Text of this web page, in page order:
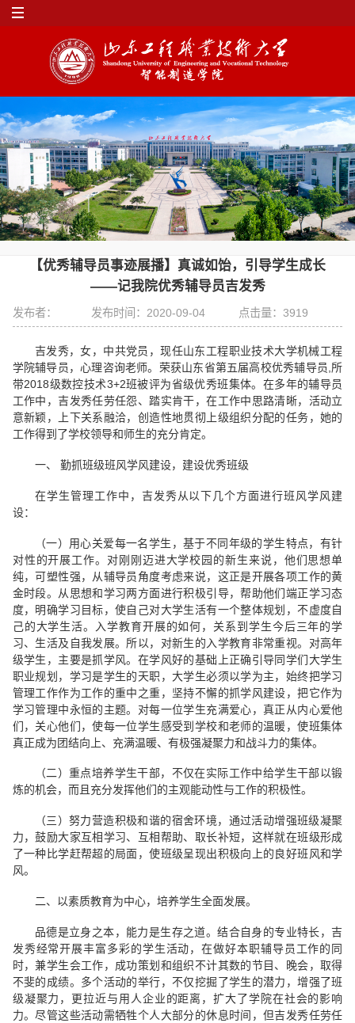
【优秀辅导员事迹展播】真诚如饴，引导学生成长
——记我院优秀辅导员吉发秀
发布者： 发布时间：2020-09-04 点击量：3919
吉发秀，女，中共党员，现任山东工程职业技术大学机械工程
学院辅导员，心理咨询老师。荣获山东省第五届高校优秀辅导员,所
带2018级数控技术3+2班被评为省级优秀班集体。在多年的辅导员
工作中，吉发秀任劳任怨、踏实肯干，在工作中思路清晰，活动立
意新颖，上下关系融洽，创造性地贯彻上级组织分配的任务，她的
工作得到了学校领导和师生的充分肯定。
一、 勤抓班级班风学风建设，建设优秀班级
在学生管理工作中，吉发秀从以下几个方面进行班风学风建
设：
（一）用心关爱每一名学生，基于不同年级的学生特点，有针
对性的开展工作。对刚刚迈进大学校园的新生来说，他们思想单
纯，可塑性强，从辅导员角度考虑来说，这正是开展各项工作的黄
金时段。从思想和学习两方面进行积极引导，帮助他们端正学习态
度，明确学习目标，使自己对大学生活有一个整体规划，不虚度自
己的大学生活。入学教育开展的如何，关系到学生今后三年的学
习、生活及自我发展。所以，对新生的入学教育非常重视。对高年
级学生，主要是抓学风。在学风好的基础上正确引导同学们大学生
职业规划，学习是学生的天职，大学生必须以学为主，始终把学习
管理工作作为工作的重中之重，坚持不懈的抓学风建设，把它作为
学习管理中永恒的主题。对每一位学生充满爱心，真正从内心爱他
们，关心他们，使每一位学生感受到学校和老师的温暖，使班集体
真正成为团结向上、充满温暖、有极强凝聚力和战斗力的集体。
（二）重点培养学生干部，不仅在实际工作中给学生干部以锻
炼的机会，而且充分发挥他们的主观能动性与工作的积极性。
（三）努力营造积极和谐的宿舍环境，通过活动增强班级凝聚
力，鼓励大家互相学习、互相帮助、取长补短，这样就在班级形成
了一种比学赶帮超的局面，使班级呈现出积极向上的良好班风和学
风。
二、以素质教育为中心，培养学生全面发展。
品德是立身之本，能力是生存之道。结合自身的专业特长，吉
发秀经常开展丰富多彩的学生活动，在做好本职辅导员工作的同
时，兼学生会工作，成功策划和组织不计其数的节目、晚会，取得
不斐的成绩。多个活动的举行，不仅挖掘了学生的潜力，增强了班
级凝聚力，更拉近与用人企业的距离，扩大了学院在社会的影响
力。尽管这些活动需牺牲个人大部分的休息时间，但吉发秀任劳任